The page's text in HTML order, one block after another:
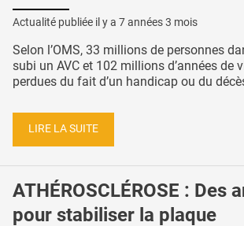
Actualité publiée il y a 7 années 3 mois
Selon l’OMS, 33 millions de personnes
subi un AVC et 102 millions d’années de
perdues du fait d’un handicap ou du
LIRE LA SUITE
ATHÉROSCLÉROSE : Des
pour stabiliser la plaque